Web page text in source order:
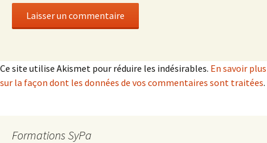
Ce site utilise Akismet pour réduire les indésirables. En savoir plus
sur la façon dont les données de vos commentaires sont traitées.
Formations SyPa